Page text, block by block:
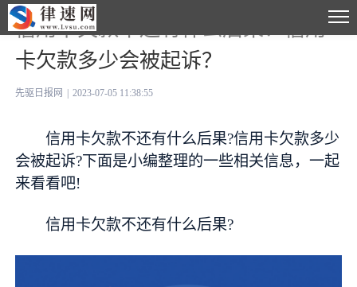
信用卡欠款不还有什么后果？信用
卡欠款多少会被起诉？
先驱日报网 2023-07-05 11:38:55
信用卡欠款不还有什么后果?信用卡欠款多少
会被起诉?下面是小编整理的一些相关信息，一起
来看看吧!
信用卡欠款不还有什么后果?